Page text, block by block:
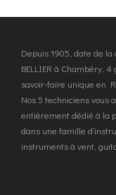
Depuis 1905, date de
BELLIER à Chambéry,
savoir-faire unique en
Nos 5 techniciens vous
entièrement dédié à la
dans une famille
instruments à vent,